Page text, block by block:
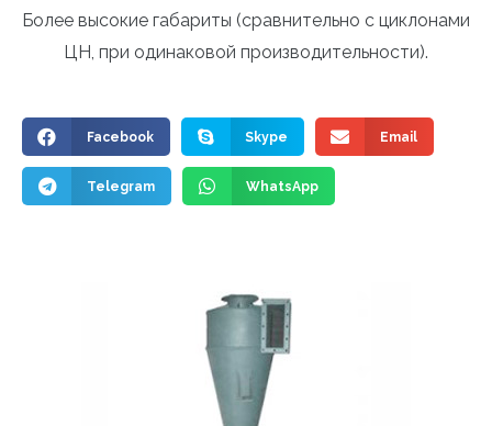
Более высокие габариты (сравнительно с циклонами
ЦН, при одинаковой производительности).
Facebook Skype Email
Telegram WhatsApp